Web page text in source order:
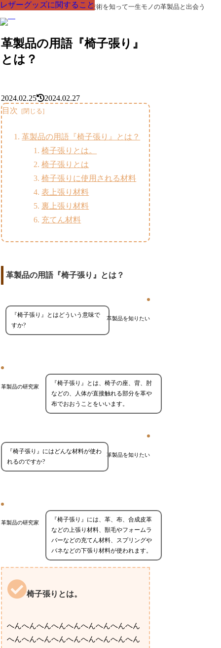
革製品の部品の呼び名・素材・技術を知って一生モノの革製品と出会う
革製品の用語『椅子張り』
とは？
レザーグッズに関すること
2024.02.25
2024.02.27
目次
革製品の用語『椅子張り』とは？
椅子張りとは。
椅子張りとは
椅子張りに使用される材料
表上張り材料
裏上張り材料
充てん材料
革製品の用語『椅子張り』とは？
革製品を知りたい
『椅子張り』とはどういう意味で
すか?
革製品の研究家
『椅子張り』とは、椅子の座、背、肘
などの、人体が直接触れる部分を革や
布でおおうことをいいます。
革製品を知りたい
『椅子張り』にはどんな材料が使わ
れるのですか?
革製品の研究家
『椅子張り』には、革、布、合成皮革
などの上張り材料、獣毛やフォームラ
バーなどの充てん材料、スプリングや
バネなどの下張り材料が使われます。
椅子張りとは。
へんへんへんへんへんへんへんへんへん
へんへんへんへんへんへんへんへんへん
レザーグッズに関すること
レザーグッズに関すること
レザーグッズに関すること
レザーグッズに関すること
レザーグッズに関すること
レザーグッズに関すること